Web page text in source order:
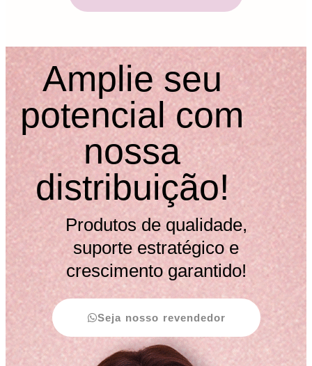
Amplie seu
potencial com
nossa
distribuição!
Produtos de qualidade,
suporte estratégico e
crescimento garantido!
Seja nosso revendedor